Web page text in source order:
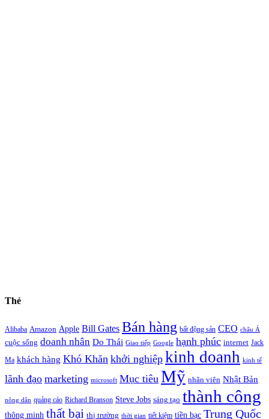
Thẻ
Alibaba Amazon Apple Bill Gates Bán hàng bất động sản CEO châu Á
cuộc sống doanh nhân Do Thái Giao tiếp Google hạnh phúc internet Jack
Ma khách hàng Khó Khăn khởi nghiệp kinh doanh kinh tế
lãnh đạo marketing microsoft Mục tiêu Mỹ nhân viên Nhật Bản
nông dân quảng cáo Richard Branson Steve Jobs sáng tạo thành công
thông minh thất bại thị trường thời gian tiết kiệm tiền bạc Trung Quốc